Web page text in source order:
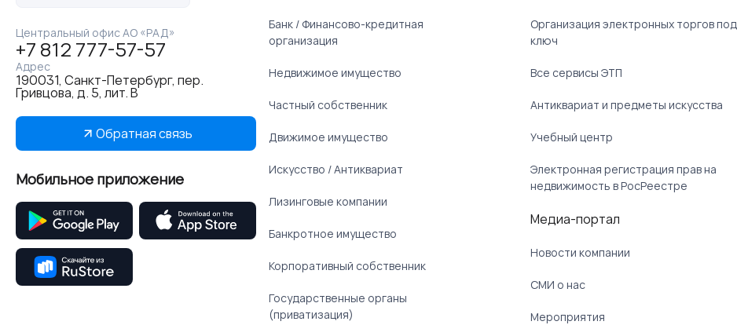
Центральный офис АО «РАД»
+7 812 777-57-57
Адрес
190031, Санкт-Петербург, пер.
Гривцова, д. 5, лит. В
Обратная связь
Мобильное приложение
Банк / Финансово-кредитная
организация
Недвижимое имущество
Частный собственник
Движимое имущество
Искусство / Антиквариат
Лизинговые компании
Банкротное имущество
Корпоративный собственник
Государственные органы
(приватизация)
Организация электронных торгов под
ключ
Все сервисы ЭТП
Антиквариат и предметы искусства
Учебный центр
Электронная регистрация прав на
недвижимость в РосРеестре
Медиа-портал
Новости компании
СМИ о нас
Мероприятия